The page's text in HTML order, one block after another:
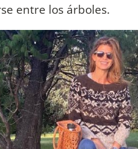
entre los árboles.